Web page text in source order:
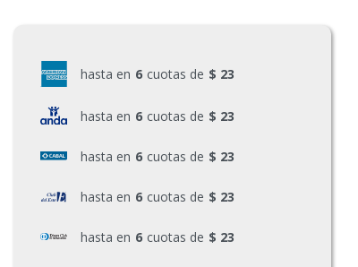
hasta en 6 cuotas de $ 23
hasta en 6 cuotas de $ 23
hasta en 6 cuotas de $ 23
hasta en 6 cuotas de $ 23
hasta en 6 cuotas de $ 23